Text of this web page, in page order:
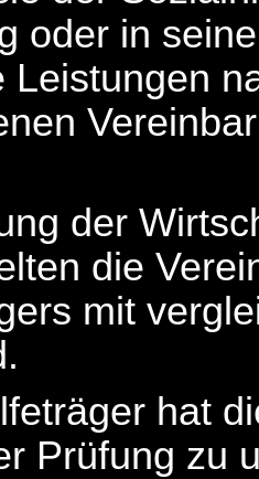
oder in
Leistungen
der
die
mit
hat
Prüfung zu